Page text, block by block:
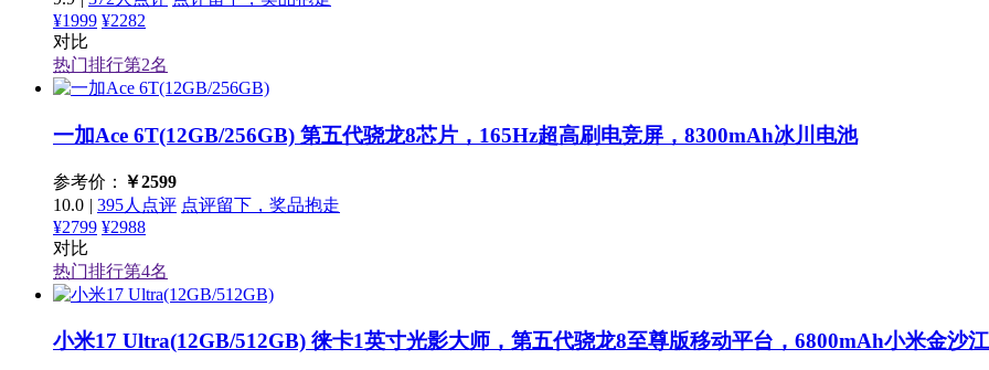
¥1999 ¥2282
对比
热门排行第2名
一加Ace 6T(12GB/256GB) 第五代骁龙8芯片，165Hz超高刷电竞屏，8300mAh冰川电池
参考价： ￥2599
10.0 | 395人点评 点评留下，奖品抱走
¥2799 ¥2988
对比
热门排行第4名
小米17 Ultra(12GB/512GB) 徕卡1英寸光影大师，第五代骁龙8至尊版移动平台，6800mAh小米金沙